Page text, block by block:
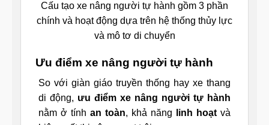
Cấu tạo xe nâng người tự hành gồm 3 phần
chính và hoạt động dựa trên hệ thống thủy lực
và mô tơ di chuyển
Ưu điểm xe nâng người tự hành
So với giàn giáo truyền thống hay xe thang
di động, ưu điểm xe nâng người tự hành
nằm ở tính an toàn, khả năng linh hoạtvà